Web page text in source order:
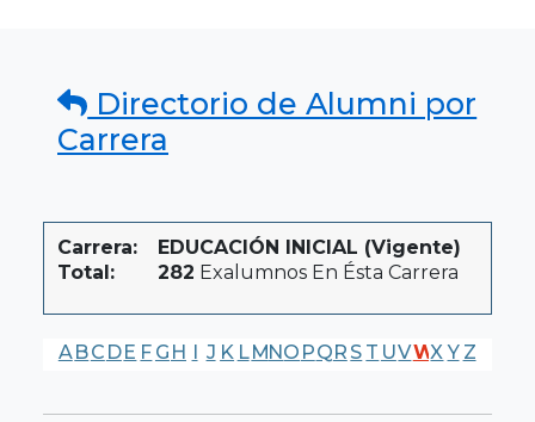
Directorio de Alumni por
Carrera
Carrera:
EDUCACIÓN INICIAL (Vigente)
Total:
282 Exalumnos En Ésta Carrera
A BC DE F G H I J K LMNO PQR S T UVWX Y Z